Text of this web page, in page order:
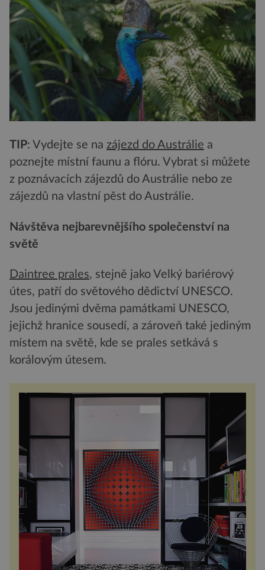
TIP: Vydejte se na zájezd do Austrálie a
poznejte místní faunu a flóru. Vybrat si můžete
z poznávacích zájezdů do Austrálie nebo ze
zájezdů na vlastní pěst do Austrálie.
Návštěva nejbarevnějšího společenství na
světě
Daintree prales, stejně jako Velký bariérový
útes, patří do světového dědictví UNESCO.
Jsou jedinými dvěma památkami UNESCO,
jejichž hranice sousedí, a zároveň také jediným
místem na světě, kde se prales setkává s
korálovým útesem.